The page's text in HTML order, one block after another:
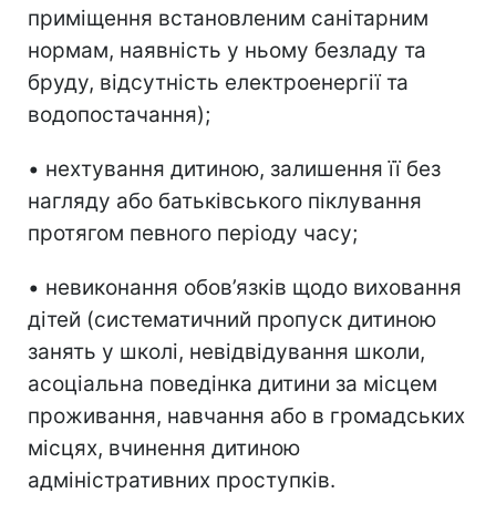
приміщення встановленим санітарним
нормам, наявність у ньому безладу та
бруду, відсутність електроенергії та
водопостачання);
• нехтування дитиною, залишення її без
нагляду або батьківського піклування
протягом певного періоду часу;
• невиконання обов’язків щодо виховання
дітей (систематичний пропуск дитиною
занять у школі, невідвідування школи,
асоціальна поведінка дитини за місцем
проживання, навчання або в громадських
місцях, вчинення дитиною
адміністративних проступків.